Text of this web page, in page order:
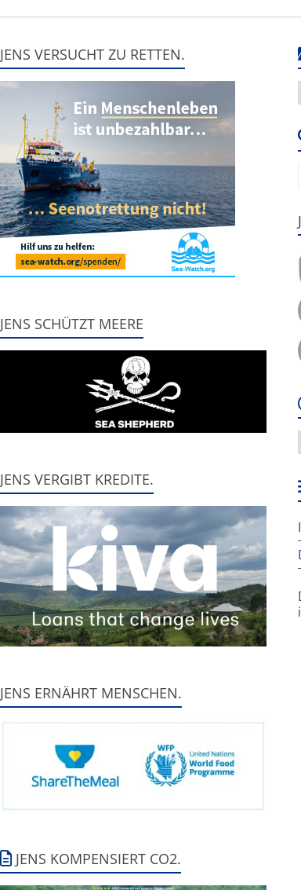
JENS VERSUCHT ZU RETTEN.
JENS SCHÜTZT MEERE
JENS VERGIBT KREDITE.
JENS ERNÄHRT MENSCHEN.
JENS KOMPENSIERT CO2.